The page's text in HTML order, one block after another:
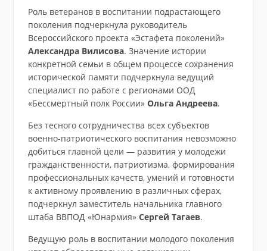
Роль ветеранов в воспитании подрастающего
поколения подчеркнула руководитель
Всероссийского проекта «Эстафета поколений»
Александра Вилисова. Значение истории
конкретной семьи в общем процессе сохранения
исторической памяти подчеркнула ведущий
специалист по работе с регионами ООД
«Бессмертный полк России» Ольга Андреева.
Без тесного сотрудничества всех субъектов
военно-патриотического воспитания невозможно
добиться главной цели — развития у молодежи
гражданственности, патриотизма, формирования
профессиональных качеств, умений и готовности
к активному проявлению в различных сферах,
подчеркнул заместитель начальника главного
штаба ВВПОД «Юнармия» Сергей Тагаев.
Ведущую роль в воспитании молодого поколения